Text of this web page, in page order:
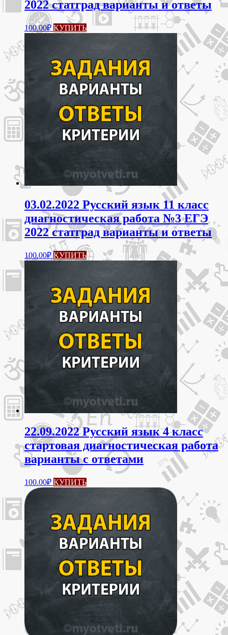
2022 статград варианты и ответы
100.00₽ КУПИТЬ
03.02.2022 Русский язык 11 класс
диагностическая работа №3 ЕГЭ
2022 статград варианты и ответы
100.00₽ КУПИТЬ
22.09.2022 Русский язык 4 класс
стартовая диагностическая работа
варианты с ответами
100.00₽ КУПИТЬ